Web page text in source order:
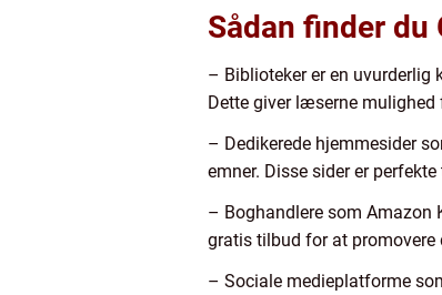
Sådan finder du
– Biblioteker er en uvurderlig
Dette giver læserne
– Dedikerede hjemmesider
emner. Disse sider er
– Boghandlere som Amazon
gratis tilbud for at promovere
– Sociale medieplatforme